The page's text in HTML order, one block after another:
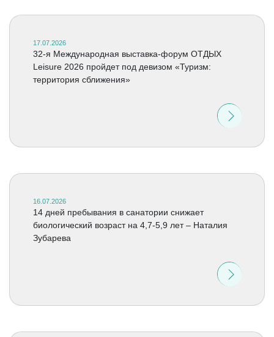
17.07.2026
32-я Международная выставка-форум ОТДЫХ
Leisure 2026 пройдет под девизом «Туризм:
территория сближения»
16.07.2026
14 дней пребывания в санатории снижает
биологический возраст на 4,7-5,9 лет – Наталия
Зубарева